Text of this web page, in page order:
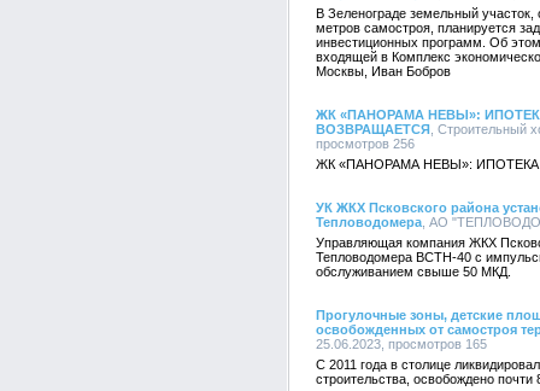
В Зеленограде земельный
метров самостроя, планируется
инвестиционных программ. Об
входящей в Комплекс
Москвы, Иван Бобров
ЖК «ПАНОРАМА НЕВЫ»:
ВОЗВРАЩАЕТСЯ , Строительный
просмотров 256
ЖК «ПАНОРАМА НЕВЫ»:
УК ЖКХ Псковского района
Тепловодомера , АО
Управляющая компания ЖКХ
Тепловодомера ВСТН-40 с
обслуживанием свыше 50 МКД.
Прогулочные зоны, детские
освобожденных от самостроя
25.06.2023, просмотров 165
С 2011 года в столице
строительства, освобождено